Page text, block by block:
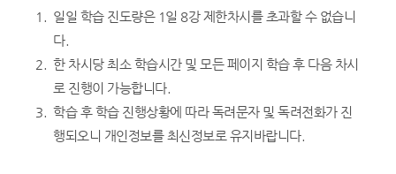
일일 학습 진도량은 1일 8강 제한차시를 초과할 수 없습니
다.
한 차시당 최소 학습시간 및 모든 페이지 학습 후 다음 차시
로 진행이 가능합니다.
학습 후 학습 진행상황에 따라 독려문자 및 독려전화가 진
행되오니 개인정보를 최신정보로 유지바랍니다.